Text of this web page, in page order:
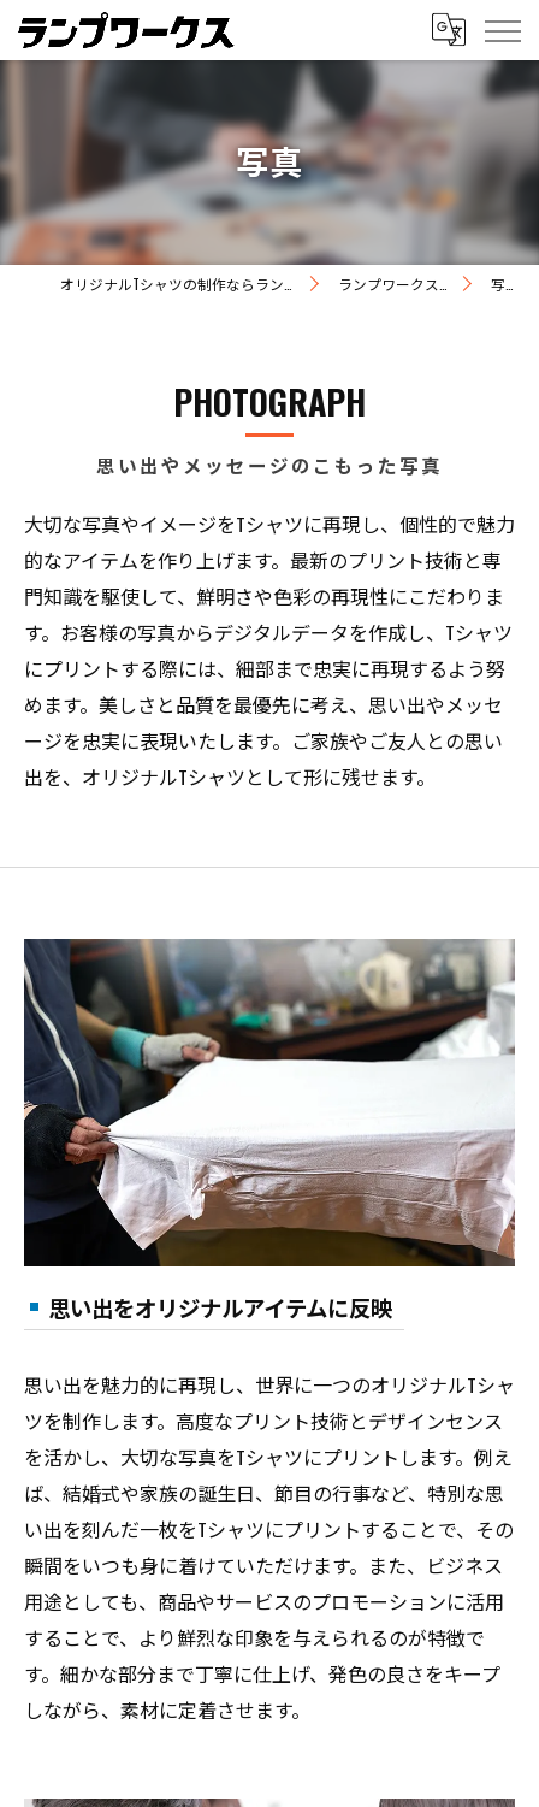
写真
ランプワークスの特徴 写真
思い出やメッセージのこもった写真
PHOTOGRAPH
大切な写真やイメージをTシャツに再現し、個性的で魅力
的なアイテムを作り上げます。最新のプリント技術と専
門知識を駆使して、鮮明さや色彩の再現性にこだわりま
す。お客様の写真からデジタルデータを作成し、Tシャツ
にプリントする際には、細部まで忠実に再現するよう努
めます。美しさと品質を最優先に考え、思い出やメッセ
ージを忠実に表現いたします。ご家族やご友人との思い
出を、オリジナルTシャツとして形に残せます。
思い出をオリジナルアイテムに反映
思い出を魅力的に再現し、世界に一つのオリジナルTシャ
ツを制作します。高度なプリント技術とデザインセンス
を活かし、大切な写真をTシャツにプリントします。例え
ば、結婚式や家族の誕生日、節目の行事など、特別な思
い出を刻んだ一枚をTシャツにプリントすることで、その
瞬間をいつも身に着けていただけます。また、ビジネス
用途としても、商品やサービスのプロモーションに活用
することで、より鮮烈な印象を与えられるのが特徴で
す。細かな部分まで丁寧に仕上げ、発色の良さをキープ
しながら、素材に定着させます。